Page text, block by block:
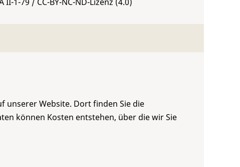
unserer Website. Dort finden Sie die
können Kosten entstehen, über die wir Sie